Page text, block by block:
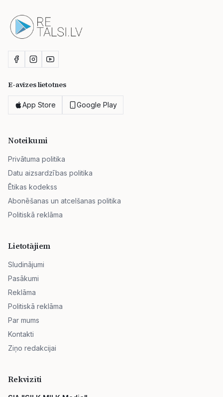
E-avīzes lietotnes
App Store Google Play
Noteikumi
Privātuma politika
Datu aizsardzības politika
Ētikas kodekss
Abonēšanas un atcelšanas politika
Politiskā reklāma
Lietotājiem
Sludinājumi
Pasākumi
Reklāma
Politiskā reklāma
Par mums
Kontakti
Ziņo redakcijai
Rekvizīti